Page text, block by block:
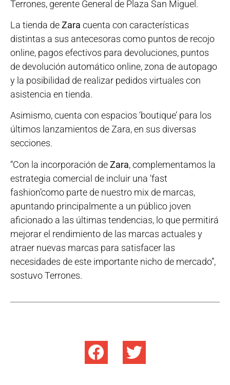
Terrones, gerente General de Plaza San Miguel.
La tienda deZara cuenta con características
distintas a sus antecesoras como puntos de recojo
online, pagos efectivos para devoluciones, puntos
de devolución automático online, zona de autopago
y la posibilidad de realizar pedidos virtuales con
asistencia en tienda.
Asimismo, cuenta con espacios ‘boutique’ para los
últimos lanzamientos de Zara, en sus diversas
secciones.
“Con la incorporación deZara, complementamos la
estrategia comercial de incluir una ‘fast
fashion’como parte de nuestro mix de marcas,
apuntando principalmente a un público joven
aficionado a las últimas tendencias, lo que permitirá
mejorar el rendimiento de las marcas actuales y
atraer nuevas marcas para satisfacer las
necesidades de este importante nicho de mercado”,
sostuvo Terrones.